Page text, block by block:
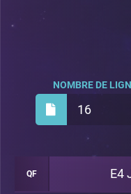
16
NOMBRE DE
QF E4